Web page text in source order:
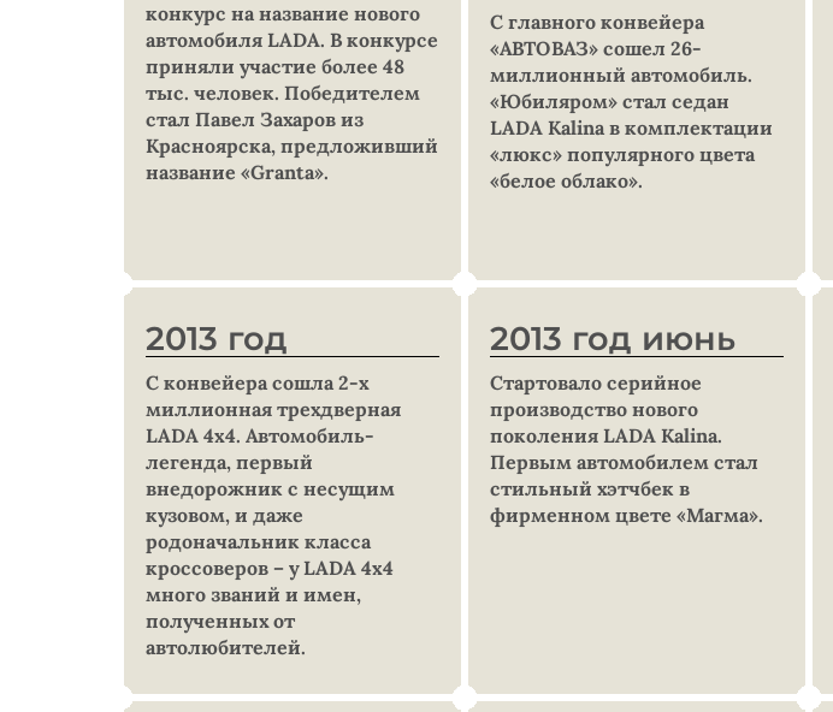
конкурс на название нового
автомобиля LADA. В конкурсе
приняли участие более 48
тыс. человек. Победителем
стал Павел Захаров из
Красноярска, предложивший
название «Granta».
С главного конвейера
«АВТОВАЗ» сошел 26-
миллионный автомобиль.
«Юбиляром» стал седан
LADA Kalina в комплектации
«люкс» популярного цвета
«белое облако».
2013 год
С конвейера сошла 2-х
миллионная трехдверная
LADA 4x4. Автомобиль-
легенда, первый
внедорожник с несущим
кузовом, и даже
родоначальник класса
кроссоверов – у LADA 4x4
много званий и имен,
полученных от
автолюбителей.
2013 год июнь
Стартовало серийное
производство нового
поколения LADA Kalina.
Первым автомобилем стал
стильный хэтчбек в
фирменном цвете «Магма».